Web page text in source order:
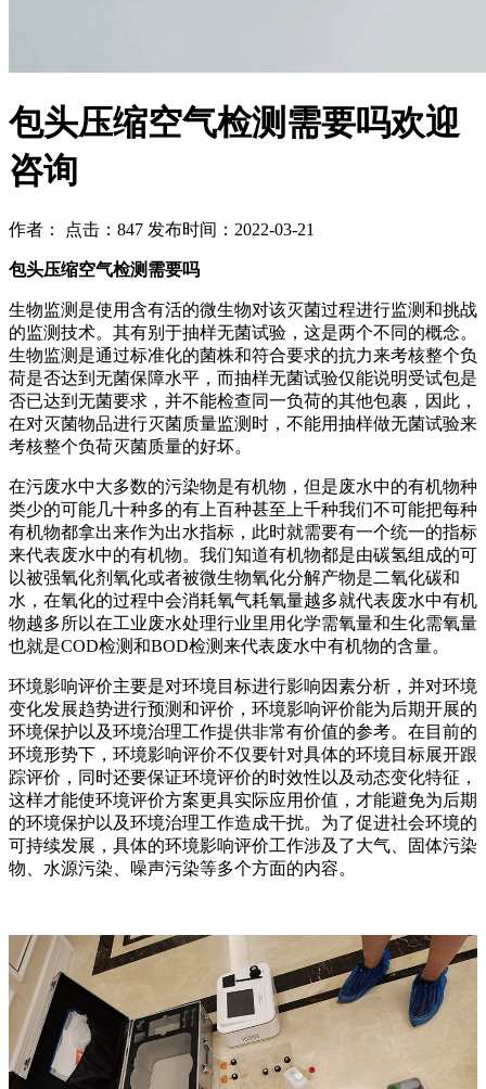
包头压缩空气检测需要吗欢迎
咨询
作者： 点击：847 发布时间：2022-03-21
包头压缩空气检测需要吗
生物监测是使用含有活的微生物对该灭菌过程进行监测和挑战
的监测技术。其有别于抽样无菌试验，这是两个不同的概念。
生物监测是通过标准化的菌株和符合要求的抗力来考核整个负
荷是否达到无菌保障水平，而抽样无菌试验仅能说明受试包是
否已达到无菌要求，并不能检查同一负荷的其他包裹，因此，
在对灭菌物品进行灭菌质量监测时，不能用抽样做无菌试验来
考核整个负荷灭菌质量的好坏。
在污废水中大多数的污染物是有机物，但是废水中的有机物种
类少的可能几十种多的有上百种甚至上千种我们不可能把每种
有机物都拿出来作为出水指标，此时就需要有一个统一的指标
来代表废水中的有机物。我们知道有机物都是由碳氢组成的可
以被强氧化剂氧化或者被微生物氧化分解产物是二氧化碳和
水，在氧化的过程中会消耗氧气耗氧量越多就代表废水中有机
物越多所以在工业废水处理行业里用化学需氧量和生化需氧量
也就是COD检测和BOD检测来代表废水中有机物的含量。
环境影响评价主要是对环境目标进行影响因素分析，并对环境
变化发展趋势进行预测和评价，环境影响评价能为后期开展的
环境保护以及环境治理工作提供非常有价值的参考。在目前的
环境形势下，环境影响评价不仅要针对具体的环境目标展开跟
踪评价，同时还要保证环境评价的时效性以及动态变化特征，
这样才能使环境评价方案更具实际应用价值，才能避免为后期
的环境保护以及环境治理工作造成干扰。为了促进社会环境的
可持续发展，具体的环境影响评价工作涉及了大气、固体污染
物、水源污染、噪声污染等多个方面的内容。